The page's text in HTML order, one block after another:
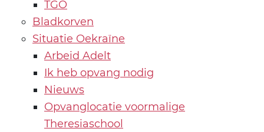
TGO
Bladkorven
Situatie Oekraïne
Arbeid Adelt
Ik heb opvang nodig
Nieuws
Opvanglocatie voormalige
Theresiaschool